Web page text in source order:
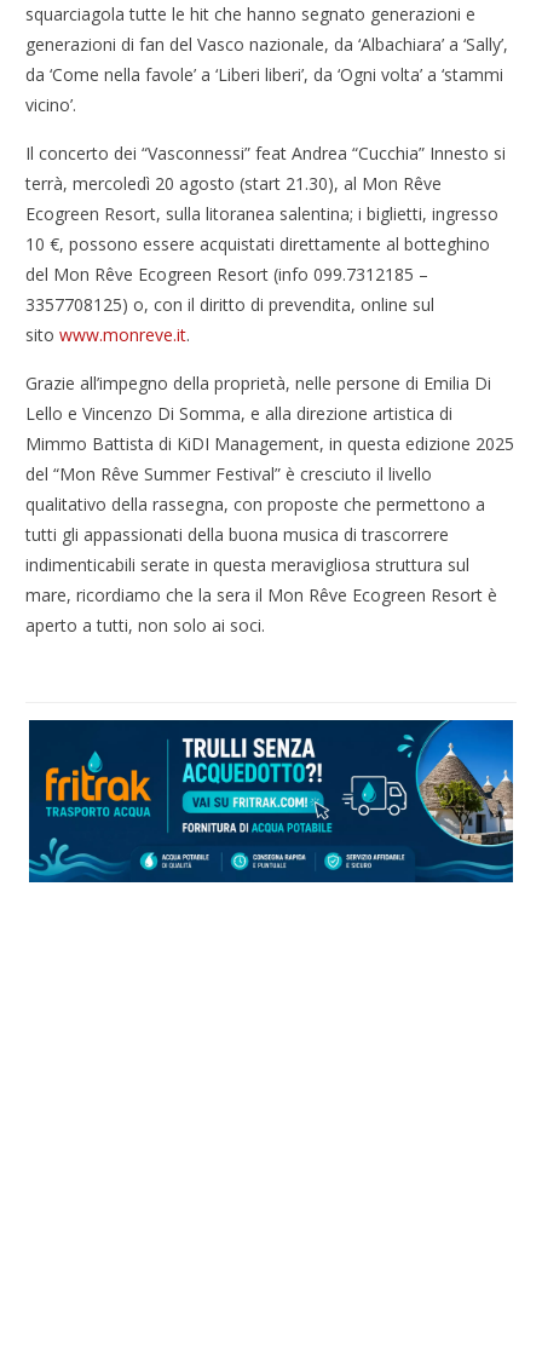
squarciagola tutte le hit che hanno segnato generazioni e
generazioni di fan del Vasco nazionale, da ‘Albachiara’ a ‘Sally’,
da ‘Come nella favole’ a ‘Liberi liberi’, da ‘Ogni volta’ a ‘stammi
vicino’.
Il concerto dei “Vasconnessi” feat Andrea “Cucchia” Innesto si
terrà, mercoledì 20 agosto (start 21.30), al Mon Rêve
Ecogreen Resort, sulla litoranea salentina; i biglietti, ingresso
10 €, possono essere acquistati direttamente al botteghino
del Mon Rêve Ecogreen Resort (info 099.7312185 –
3357708125) o, con il diritto di prevendita, online sul
sitowww.monreve.it.
Grazie all’impegno della proprietà, nelle persone di Emilia Di
Lello e Vincenzo Di Somma, e alla direzione artistica di
Mimmo Battista di KiDI Management, in questa edizione 2025
del “Mon Rêve Summer Festival” è cresciuto il livello
qualitativo della rassegna, con proposte che permettono a
tutti gli appassionati della buona musica di trascorrere
indimenticabili serate in questa meravigliosa struttura sul
mare, ricordiamo che la sera il Mon Rêve Ecogreen Resort è
aperto a tutti, non solo ai soci.